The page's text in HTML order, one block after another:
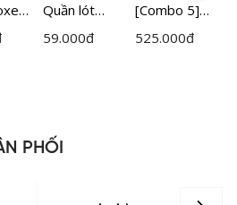
Quần lót
nam Boxer
IBX501EDP
59.000đ
[Combo 5]
Quần Lót
525.000đ
PHỐI